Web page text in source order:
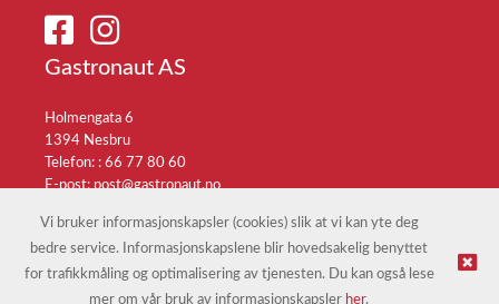
Gastronaut AS
Holmengata 6
1394 Nesbru
Telefon: : 66 77 80 60
E-post:post@gastronaut.no
© Gastronaut AS | Nettbutikk levert av Kréatif
Vi bruker informasjonskapsler (cookies) slik at vi kan yte deg
bedre service. Informasjonskapslene blir hovedsakelig benyttet
for trafikkmåling og optimalisering av tjenesten. Du kan også lese
mer om vår bruk av informasjonskapsler her.